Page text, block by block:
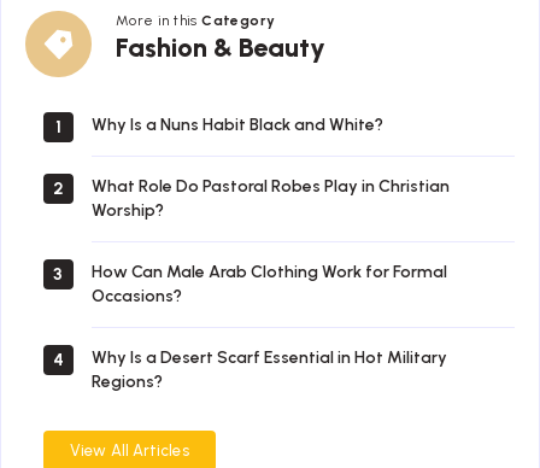
More in thisCategory
Fashion & Beauty
Fashion
&
1 Why Is a Nuns Habit Black and White?
2
What Role Do Pastoral Robes Play in Christian
Worship?
3
How Can Male Arab Clothing Work for Formal
Occasions?
4
Why Is a Desert Scarf Essential in Hot Military
Regions?
View All Articles